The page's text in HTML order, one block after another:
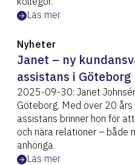
Läs mer
Nyheter
Janet – ny
assistans i Göteborg
2025-09-30: Janet
Göteborg. Med över 20
assistans brinner hon för
och nära relationer – både
anhöriga.
Läs mer